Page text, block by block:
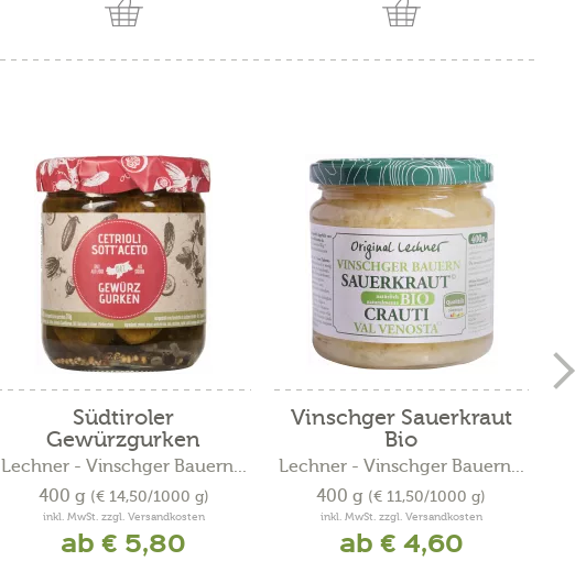
Südtiroler
Gewürzgurken
Lechner - Vinschger Bauern...
400 g (€ 14,50/1000 g)
inkl. MwSt. zzgl. Versandkosten
ab € 5,80
Vinschger Sauerkraut
Bio
Lechner - Vinschger Bauern...
400 g (€ 11,50/1000 g)
inkl. MwSt. zzgl. Versandkosten
ab € 4,60